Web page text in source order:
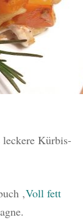
Kürbis-
‚Voll fett